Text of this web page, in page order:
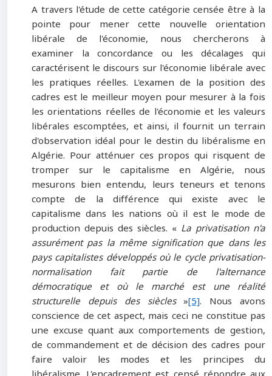
A travers l'étude de cette catégorie censée être à la
pointe pour mener cette nouvelle orientation
libérale de l'économie, nous chercherons à
examiner la concordance ou les décalages qui
caractérisent le discours sur l'économie libérale avec
les pratiques réelles. L'examen de la position des
cadres est le meilleur moyen pour mesurer à la fois
les orientations réelles de l'économie et les valeurs
libérales escomptées, et ainsi, il fournit un terrain
d'observation idéal pour le destin du libéralisme en
Algérie. Pour atténuer ces propos qui risquent de
tromper sur le capitalisme en Algérie, nous
mesurons bien entendu, leurs teneurs et tenons
compte de la différence qui existe avec le
capitalisme dans les nations où il est le mode de
production depuis des siècles. « La privatisation n'a
assurément pas la même signification que dans les
pays capitalistes développés où le cycle privatisation-
normalisation fait partie de l'alternance
démocratique et où le marché est une réalité
structurelle depuis des siècles»[5]. Nous avons
conscience de cet aspect, mais ceci ne constitue pas
une excuse quant aux comportements de gestion,
de commandement et de décision des cadres pour
faire valoir les modes et les principes du